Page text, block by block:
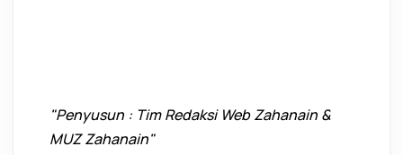
"Penyusun : Tim Redaksi Web Zahanain &
MUZ Zahanain"